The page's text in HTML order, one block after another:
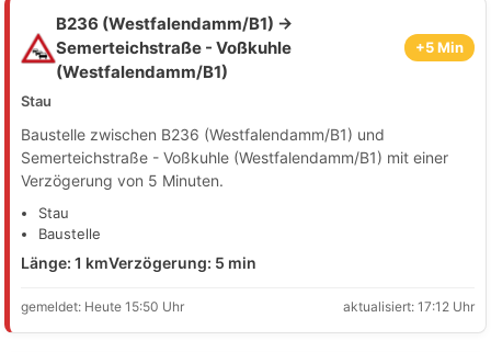
B236 (Westfalendamm/B1) →
Semerteichstraße - Voßkuhle
(Westfalendamm/B1)
+5 Min
Stau
Baustelle zwischen B236 (Westfalendamm/B1) und
Semerteichstraße - Voßkuhle (Westfalendamm/B1) mit einer
Verzögerung von 5 Minuten.
Stau
Baustelle
Länge: 1 kmVerzögerung: 5 min
gemeldet: Heute 15:50 Uhr aktualisiert: 17:12 Uhr